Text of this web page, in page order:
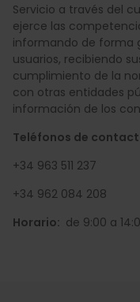
Servicio a través del
ejerce las
informando de forma
usuarios, recibiendo
cumplimiento de la
con otras entidades
información de los
Teléfonos de
+34 963 511 237
+34 962 084 208
Horario: de 9:00 a